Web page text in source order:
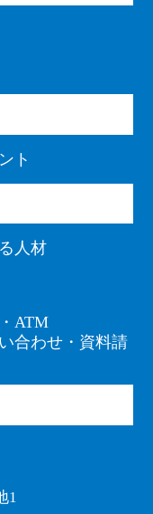
ト
人材
ATM
合わせ・資料請
1